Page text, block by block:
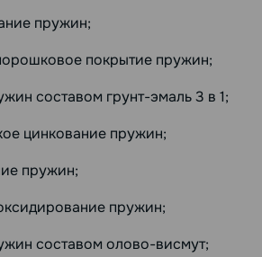
пружин;
покрытие пружин;
составом грунт-эмаль 3 в 1;
цинкование пружин;
пружин;
пружин;
составом олово-висмут;